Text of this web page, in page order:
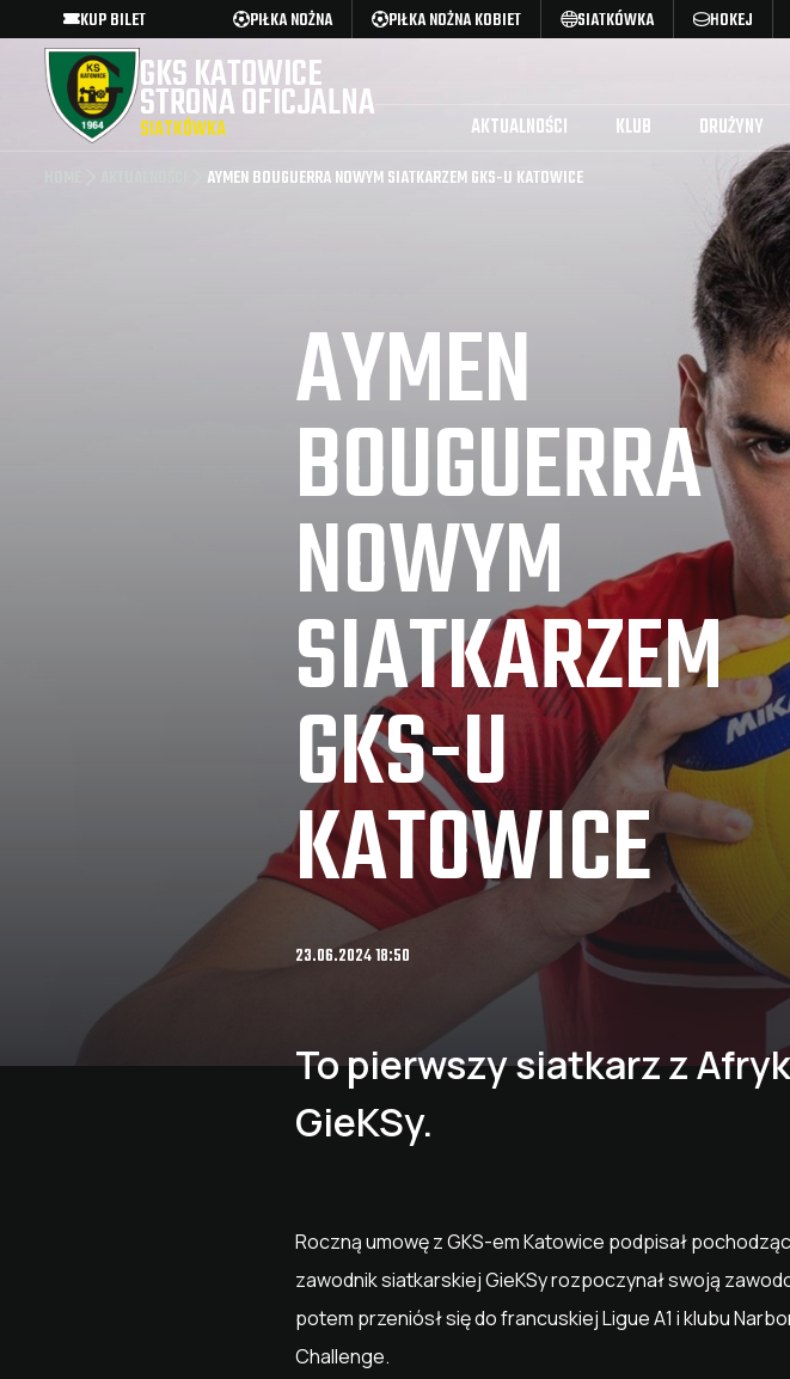
KUP BILET PIŁKA NOŻNA PIŁKA NOŻNA KOBIET SIATKÓWKA HOKEJ
GKS KATOWICE
STRONA OFICJALNA
SIATKÓWKA AKTUALNOŚCI KLUB DRUŻYNY
AYMEN BOUGUERRA NOWYM SIATKARZEM GKS-U KATOWICE
AYMEN
BOUGUERRA
NOWYM
SIATKARZEM
GKS-U
KATOWICE
23.06.2024 18:50
To pierwszy siatkarz z
GieKSy.
Roczną umowę z GKS-em Katowice podpisał
zawodnik siatkarskiej GieKSy rozpoczynał swoją
potem przeniósł się do francuskiej Ligue A1 i klubu
Challenge.